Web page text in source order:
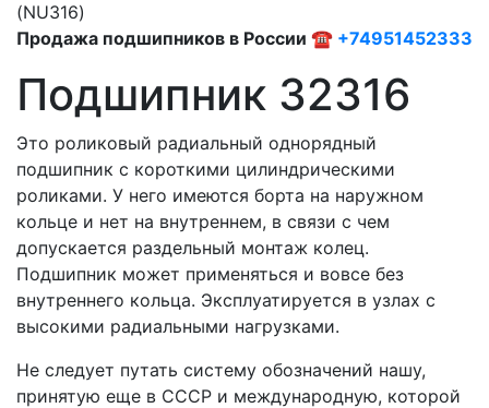
(NU316)
Продажа подшипников в России ☎ +74951452333
Подшипник 32316
Это роликовый радиальный однорядный
подшипник с короткими цилиндрическими
роликами. У него имеются борта на наружном
кольце и нет на внутреннем, в связи с чем
допускается раздельный монтаж колец.
Подшипник может применяться и вовсе без
внутреннего кольца. Эксплуатируется в узлах с
высокими радиальными нагрузками.
Не следует путать систему обозначений нашу,
принятую еще в СССР и международную, которой